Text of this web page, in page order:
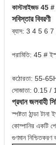
কাস্টমাইজড 45 #
সবিস্তার বিবরণী
ব্যাস: 3 4 5 6
পরামিতি: 45 #
কঠোরতা: 55-
সোজাতা: 0.15 /
প্রধান জলবাহী
স্পষ্টতা ঠান্ডা
কোম্পানির একটি
গুণমান